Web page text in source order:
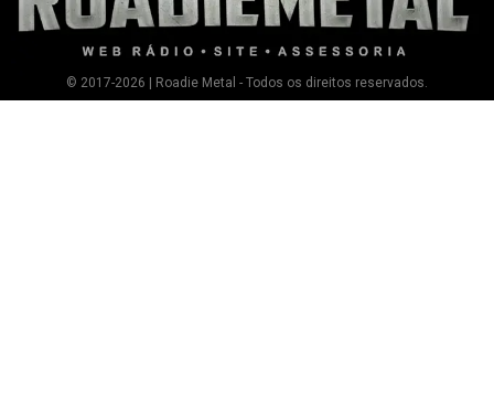
© 2017-2026 | Roadie Metal - Todos os direitos reservados.